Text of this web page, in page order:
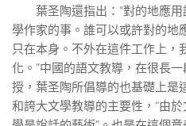
葉圣陶還指出：“對的地應
學作家的事。誰可以或許對的地
只在本身。不外在這件工作上，
化。”中國的語文教導，在很長
授，葉圣陶所倡導的也基礎上是
和誇大文學教導的主要性，“由